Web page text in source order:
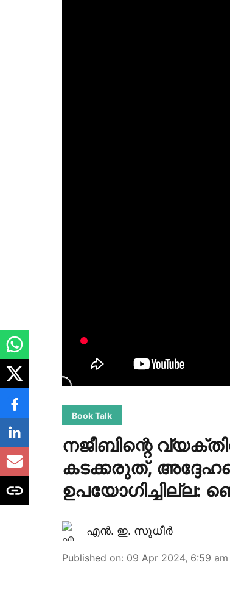
Book Talk
നജീബിന്റെ
കടക്കരുത്,
ഉപയോ​ഗിച്ചില്ല:
എന്‍. ഇ. സുധീര്‍
Published on: 09 Apr 2024, 6:59 am